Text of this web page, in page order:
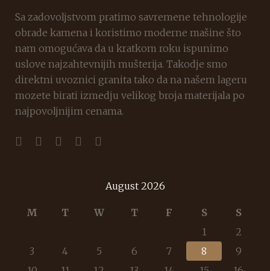
Sa zadovoljstvom pratimo savremene tehnologije
obrade kamena i koristimo moderne mašine što
nam omogućava da u kratkom roku ispunimo
uslove najzahtevnijih mušterija. Takodje smo
direktni uvoznici granita tako da na našem lageru
mozete birati izmedju velikog broja materijala po
najpovoljnijim cenama.
August 2026
M T W T F S
S
1
2
3
4 5 6 7 8
9